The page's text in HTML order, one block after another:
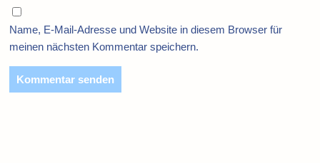
Name, E-Mail-Adresse und Website in diesem Browser für
meinen nächsten Kommentar speichern.